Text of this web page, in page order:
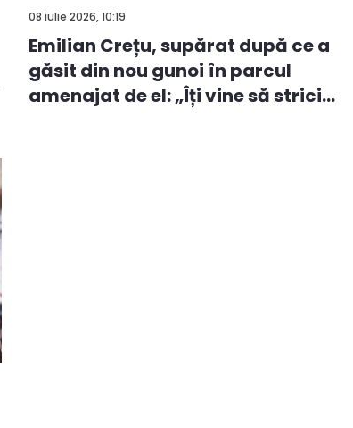
08 iulie 2026, 10:19
Emilian Crețu, supărat după ce a
găsit din nou gunoi în parcul
amenajat de el: „Îți vine să strici